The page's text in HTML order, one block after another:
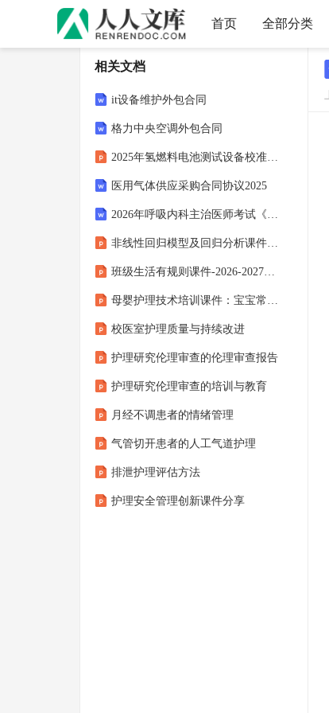
首页 全部分类
相关文档
it设备维护外包合同
格力中央空调外包合同
2025年氢燃料电池测试设备校准服务
医用气体供应采购合同协议2025
2026年呼吸内科主治医师考试《专业知识》模拟题及答案
非线性回归模型及回归分析课件2025-2026学年高二下学期数学人教A版选择性必修第三册
班级生活有规则课件-2026-2027学年道德与法治二年级上册统编版
母婴护理技术培训课件：宝宝常见问题与解决方案
校医室护理质量与持续改进
护理研究伦理审查的伦理审查报告
护理研究伦理审查的培训与教育
月经不调患者的情绪管理
气管切开患者的人工气道护理
排泄护理评估方法
护理安全管理创新课件分享